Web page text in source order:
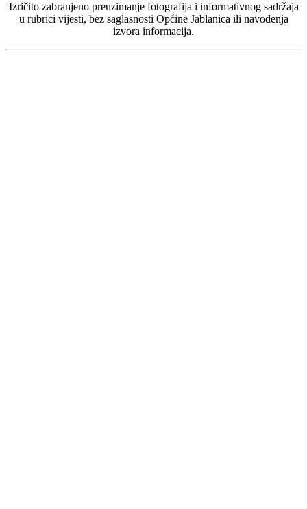
Izričito zabranjeno preuzimanje fotografija i informativnog sadržaja
u rubrici vijesti, bez saglasnosti Općine Jablanica ili navođenja
izvora informacija.